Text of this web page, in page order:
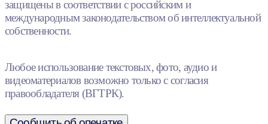
защищены в соответствии с российским и
международным законодательством об интеллектуальной
собственности.
Любое использование текстовых, фото, аудио и
видеоматериалов возможно только с согласия
правообладателя (ВГТРК).